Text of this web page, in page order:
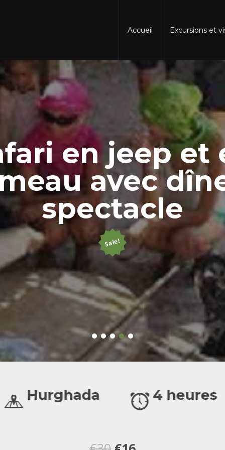
Accueil Excursions et
en jeep et
avec
spectacle
Sale!
Hurghada 4 heures